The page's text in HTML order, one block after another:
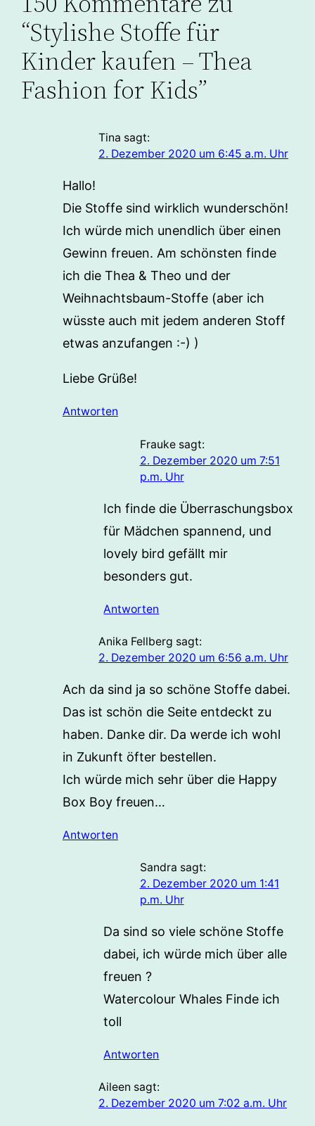
“Stylishe Stoffe für
Kinder kaufen – Thea
Fashion for Kids”
Tina sagt:
2. Dezember 2020 um 6:45 a.m. Uhr
Hallo!
Die Stoffe sind wirklich wunderschön!
Ich würde mich unendlich über einen
Gewinn freuen. Am schönsten finde
ich die Thea & Theo und der
Weihnachtsbaum-Stoffe (aber ich
wüsste auch mit jedem anderen Stoff
etwas anzufangen :-) )
Liebe Grüße!
Antworten
Frauke sagt:
2. Dezember 2020 um 7:51
p.m. Uhr
Ich finde die Überraschungsbox
für Mädchen spannend, und
lovely bird gefällt mir
besonders gut.
Antworten
Anika Fellberg sagt:
2. Dezember 2020 um 6:56 a.m. Uhr
Ach da sind ja so schöne Stoffe dabei.
Das ist schön die Seite entdeckt zu
haben. Danke dir. Da werde ich wohl
in Zukunft öfter bestellen.
Ich würde mich sehr über die Happy
Box Boy freuen…
Antworten
Sandra sagt:
2. Dezember 2020 um 1:41
p.m. Uhr
Da sind so viele schöne Stoffe
dabei, ich würde mich über alle
freuen ?
Watercolour Whales Finde ich
toll
Antworten
Aileen sagt:
2. Dezember 2020 um 7:02 a.m. Uhr